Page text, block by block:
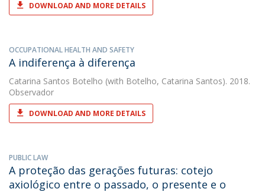
DOWNLOAD AND MORE DETAILS
OCCUPATIONAL HEALTH AND SAFETY
A indiferença à diferença
Catarina Santos Botelho (with Botelho, Catarina Santos). 2018.
Observador
DOWNLOAD AND MORE DETAILS
PUBLIC LAW
A proteção das gerações futuras: cotejo
axiológico entre o passado, o presente e o